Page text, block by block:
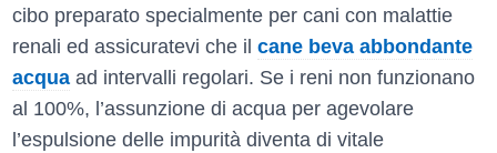
cibo preparato specialmente per cani con malattie
renali ed assicuratevi che il cane beva abbondante
acqua ad intervalli regolari. Se i reni non funzionano
al 100%, l’assunzione di acqua per agevolare
l’espulsione delle impurità diventa di vitale